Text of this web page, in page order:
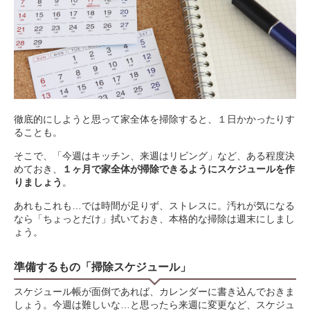
徹底的にしようと思って家全体を掃除すると、１日かかったりす
ることも。
そこで、「今週はキッチン、来週はリビング」など、ある程度決
めておき、
１ヶ月で家全体が掃除できるようにスケジュールを作
りましょう 。
あれもこれも…では時間が足りず、ストレスに。汚れが気になる
なら「ちょっとだけ」拭いておき、本格的な掃除は週末にしまし
ょう。
準備するもの「掃除スケジュール」
スケジュール帳が面倒であれば、カレンダーに書き込んでおきま
しょう。今週は難しいな…と思ったら来週に変更など、スケジュ